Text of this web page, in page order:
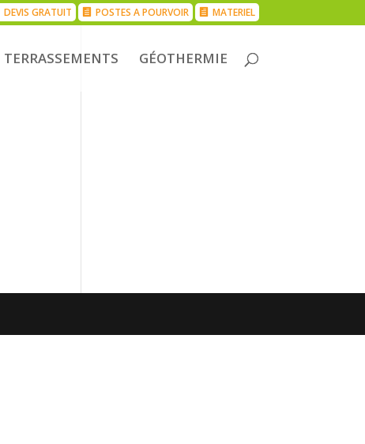
DEVIS GRATUIT POSTES A POURVOIR MATERIEL
TERRASSEMENTS GÉOTHERMIE